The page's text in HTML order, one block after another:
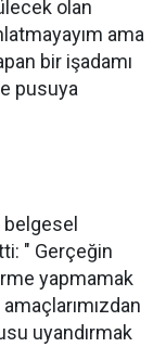
olan
ama
bir işadamı
pusuya
" Gerçeğin
yapmamak
uyandırmak